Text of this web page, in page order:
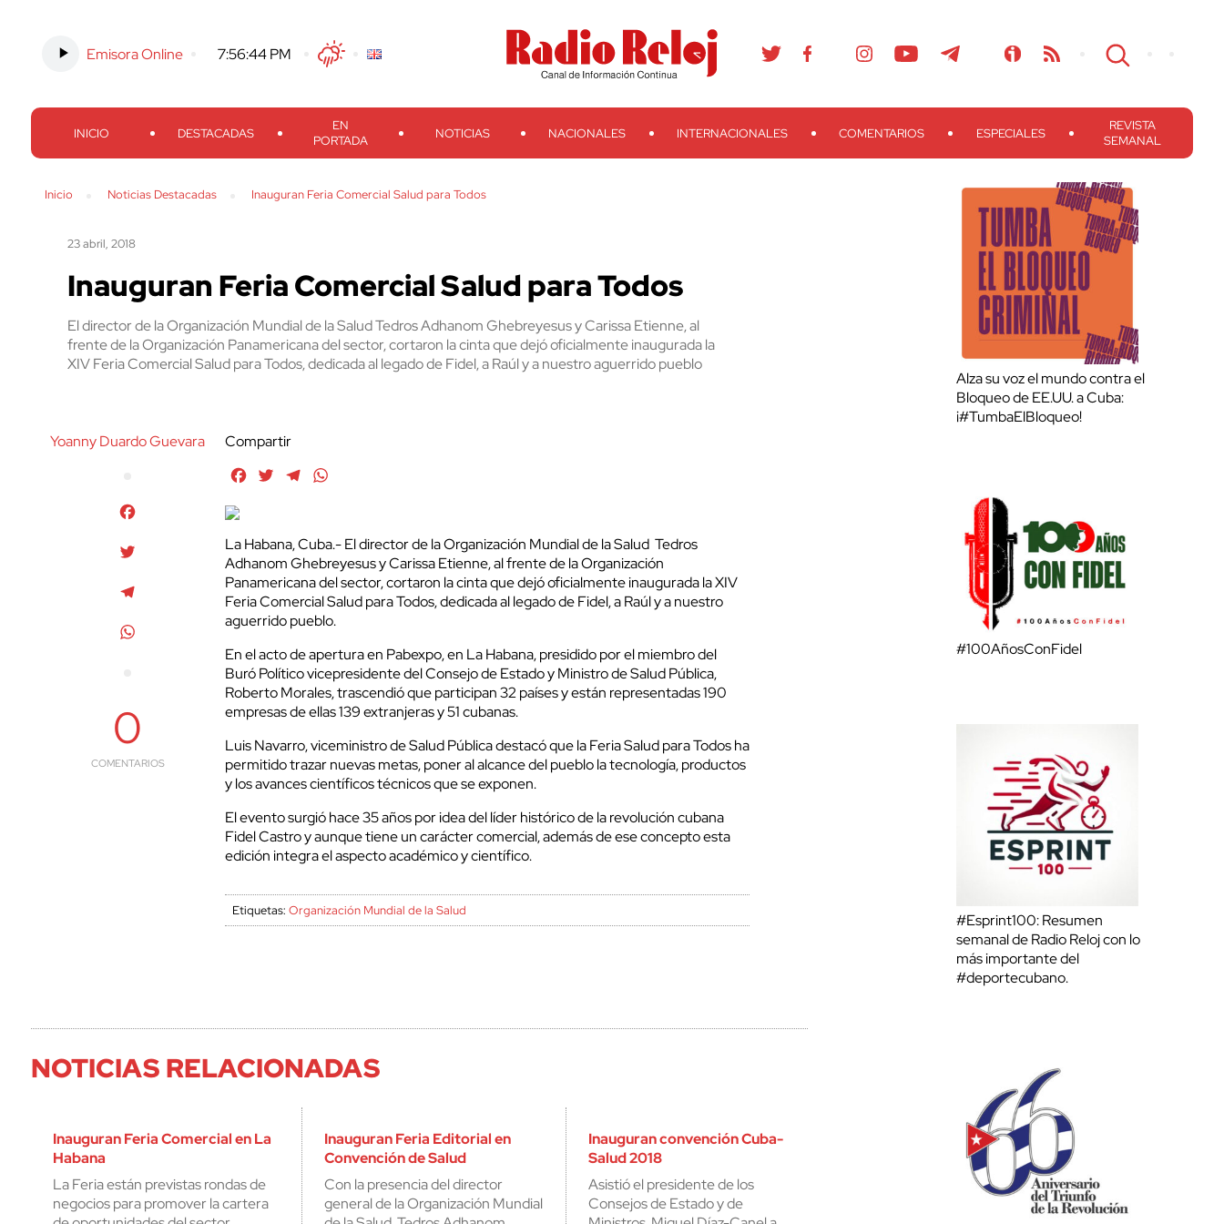
Emisora Online -7:56:45 PM TwitterFacebook
Threads
Instagram TelegramTeveo Ivoox RSS Search
INICIO DESTACADAS
EN
PORTADA
NOTICIAS NACIONALES INTERNACIONALES COMENTARIOS ESPECIALES
REVISTA
SEMANAL
Inicio Noticias Destacadas Inauguran Feria Comercial Salud para Todos
23 abril, 2018
Inauguran Feria Comercial Salud para Todos
El director de la Organización Mundial de la Salud Tedros Adhanom Ghebreyesus y Carissa Etienne, al
frente de la Organización Panamericana del sector, cortaron la cinta que dejó oficialmente inaugurada la
XIV Feria Comercial Salud para Todos, dedicada al legado de Fidel, a Raúl y a nuestro aguerrido pueblo
Yoanny Duardo Guevara
0
COMENTARIOS
Compartir
FacebookTwitterTelegram
La Habana, Cuba.- El director de la Organización Mundial de la Salud Tedros
Adhanom Ghebreyesus y Carissa Etienne, al frente de la Organización
Panamericana del sector, cortaron la cinta que dejó oficialmente inaugurada la XIV
Feria Comercial Salud para Todos, dedicada al legado de Fidel, a Raúl y a nuestro
aguerrido pueblo.
En el acto de apertura en Pabexpo, en La Habana, presidido por el miembro del
Buró Político vicepresidente del Consejo de Estado y Ministro de Salud Pública,
Roberto Morales, trascendió que participan 32 países y están representadas 190
empresas de ellas 139 extranjeras y 51 cubanas.
Luis Navarro, viceministro de Salud Pública destacó que la Feria Salud para Todos ha
permitido trazar nuevas metas, poner al alcance del pueblo la tecnología, productos
y los avances científicos técnicos que se exponen.
El evento surgió hace 35 años por idea del líder histórico de la revolución cubana
Fidel Castro y aunque tiene un carácter comercial, además de ese concepto esta
edición integra el aspecto académico y científico.
Etiquetas:Organización Mundial de la Salud
NOTICIAS RELACIONADAS
Inauguran Feria Comercial en La
Habana
La Feria están previstas rondas de
negocios para promover la cartera
Inauguran Feria Editorial en
Convención de Salud
Con la presencia del director
general de la Organización Mundial
Inauguran convención Cuba-
Salud 2018
Asistió el presidente de los
Consejos de Estado y de
Alza su voz el mundo contra el
Bloqueo de EE.UU. a Cuba:
¡#TumbaElBloqueo!
#100AñosConFidel
#Esprint100: Resumen
semanal de Radio Reloj con lo
más importante del
#deportecubano.